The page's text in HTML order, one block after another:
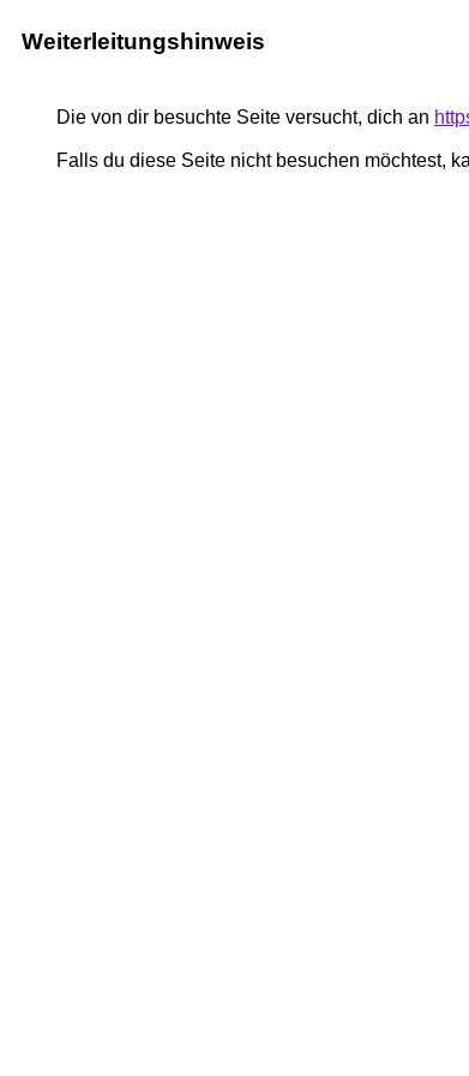
Weiterleitungshinweis
Die von dir besuchte Seite versucht, dich an
Falls du diese Seite nicht besuchen möchtest,